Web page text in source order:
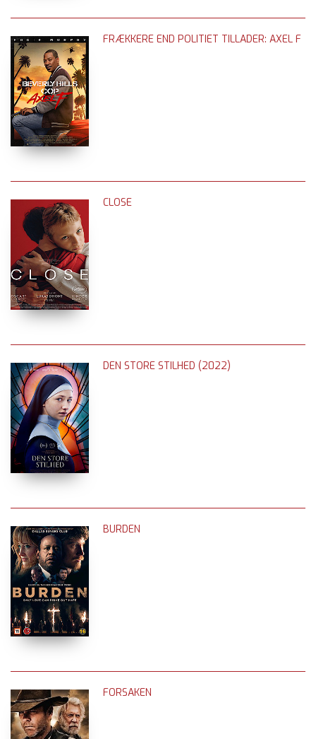
FRÆKKERE END POLITIET TILLADER: AXEL F
CLOSE
DEN STORE STILHED (2022)
BURDEN
FORSAKEN